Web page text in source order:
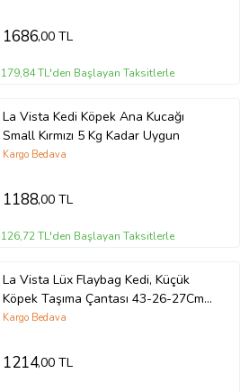
1686,00 TL
179,84 TL'den Başlayan Taksitlerle
La Vista Kedi Köpek Ana Kucağı
Small Kırmızı 5 Kg Kadar Uygun
Kargo Bedava
1188,00 TL
126,72 TL'den Başlayan Taksitlerle
La Vista Lüx Flaybag Kedi, Küçük
Köpek Taşıma Çantası 43-26-27Cm
1300Gr Pembe
Kargo Bedava
1214,00 TL